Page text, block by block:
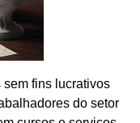
fins lucrativos
do setor